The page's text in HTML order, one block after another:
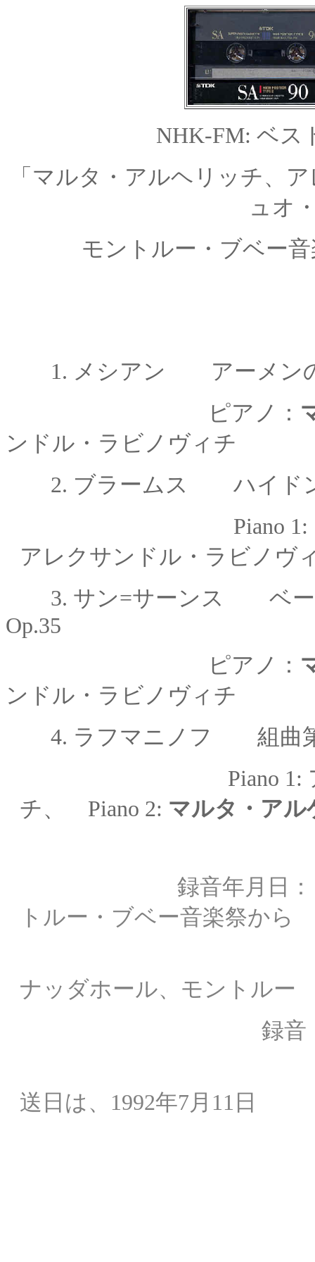
NHK-FM: ベス
「マルタ・アルヘリッチ、
ュオ
モントルー・ブベー
1. メシアン アーメン
ピアノ：
ンドル・ ラビノヴィチ
2. ブラームス ハイド
Piano 1:
アレクサンドル・ ラビノヴ
3. サン=サーンス
ベー
Op.35
ピアノ：
ンドル・ ラビノヴィチ
4. ラフマニノフ 組曲
Piano 1:
チ、 Piano 2: マルタ・アル
録音年月日：
トルー・ブベー音楽祭から
ナッダホール、モントルー
録音： スイ
送日は、1992年7月11日